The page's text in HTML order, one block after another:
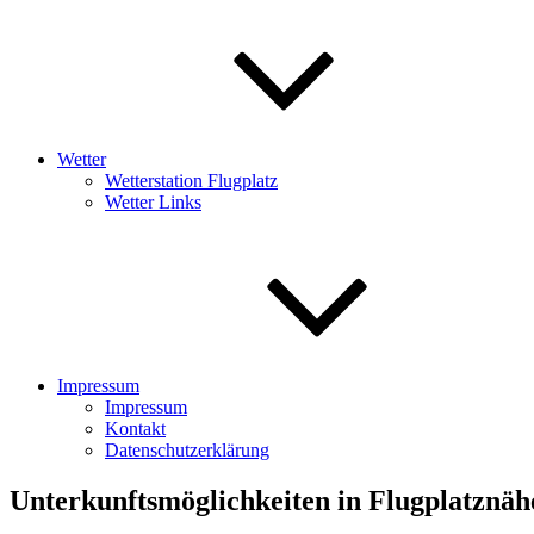
Wetter
Wetterstation Flugplatz
Wetter Links
Impressum
Impressum
Kontakt
Datenschutzerklärung
Unterkunftsmöglichkeiten in